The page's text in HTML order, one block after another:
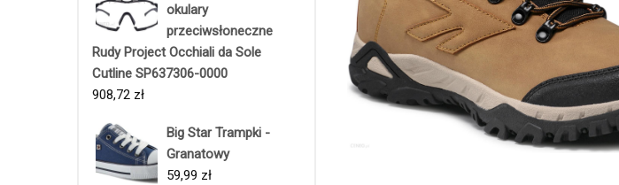
okulary
przeciwsłoneczne
Rudy Project Occhiali da Sole
Cutline SP637306-0000
908,72 zł
Big Star Trampki -
Granatowy
59,99 zł